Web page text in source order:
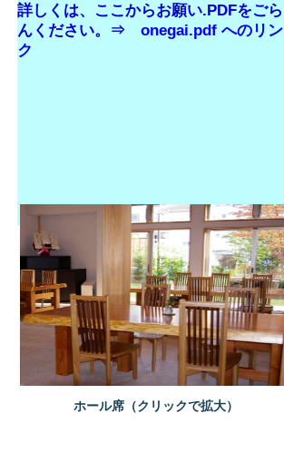
詳しくは、ここからお願い.PDFをごら
んください。⇒ onegai.pdf へのリン
ク
ホール席（クリックで拡大）